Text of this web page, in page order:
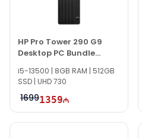
HP Pro Tower 290 G9
Desktop PC Bundle
883Y6EA
i5-13500 | 8GB RAM | 512GB
SSD | UHD 730
16991359